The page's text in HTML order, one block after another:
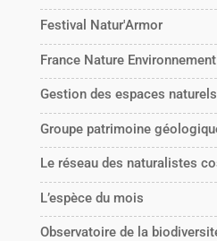
Festival Natur'Armor
France Nature Environnement
Gestion des espaces naturels
Groupe patrimoine
Le réseau des naturalistes
L’espèce du mois
Observatoire de la